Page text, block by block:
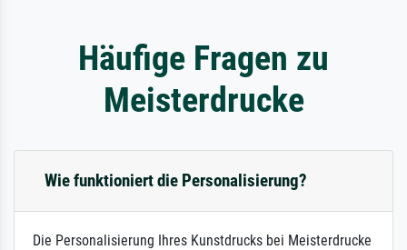
Häufige Fragen zu
Meisterdrucke
Wie funktioniert die Personalisierung?
Die Personalisierung Ihres Kunstdrucks bei Meisterdrucke